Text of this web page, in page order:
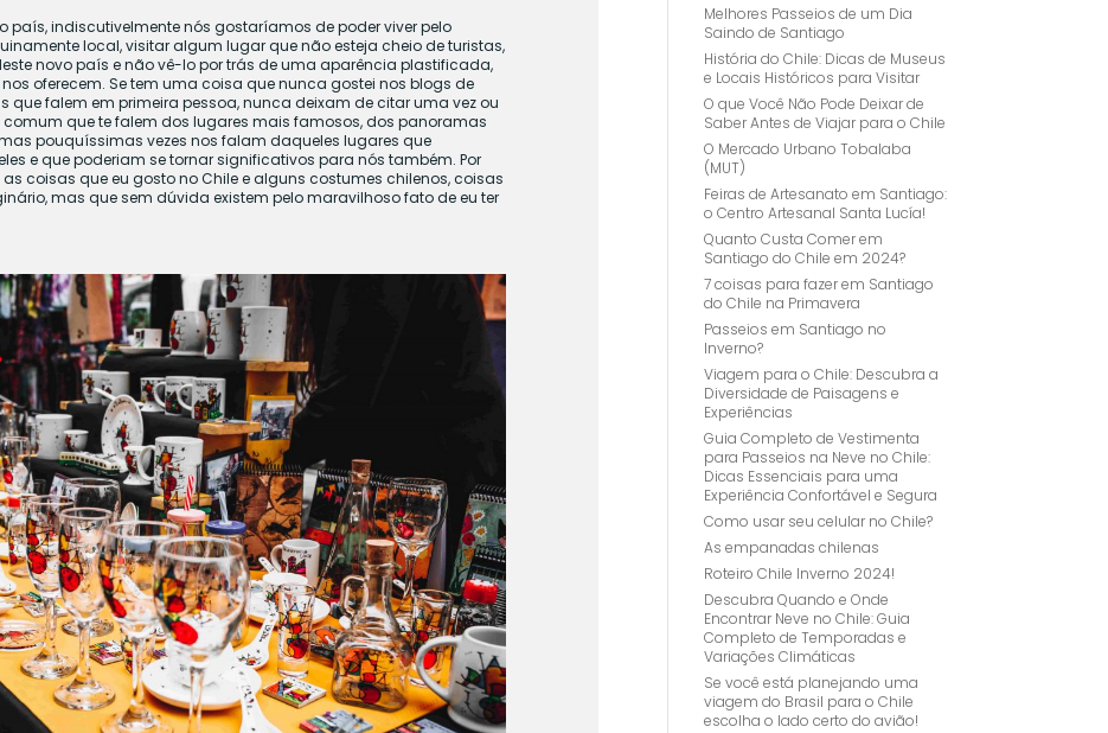
país, indiscutivelmente nós gostaríamos de poder viver pelo
local, visitar algum lugar que não esteja cheio de turistas,
novo país e não vê-lo por trás de uma aparência plastificada,
oferecem. Se tem uma coisa que nunca gostei nos blogs de
que falem em primeira pessoa, nunca deixam de citar uma vez ou
que te falem dos lugares mais famosos, dos panoramas
pouquíssimas vezes nos falam daqueles lugares que
e que poderiam se tornar significativos para nós também. Por
coisas que eu gosto no Chile e alguns costumes chilenos, coisas
mas que sem dúvida existem pelo maravilhoso fato de eu ter
Melhores Passeios de um Dia
Saindo de Santiago
História do Chile: Dicas de Museus
e Locais Históricos para Visitar
O que Você Não Pode Deixar de
Saber Antes de Viajar para o Chile
O Mercado Urbano Tobalaba
(MUT)
Feiras de Artesanato em Santiago:
o Centro Artesanal Santa Lucía!
Quanto Custa Comer em
Santiago do Chile em 2024?
7 coisas para fazer em Santiago
do Chile na Primavera
Passeios em Santiago no
Inverno?
Viagem para o Chile: Descubra a
Diversidade de Paisagens e
Experiências
Guia Completo de Vestimenta
para Passeios na Neve no Chile:
Dicas Essenciais para uma
Experiência Confortável e Segura
Como usar seu celular no Chile?
As empanadas chilenas
Roteiro Chile Inverno 2024!
Descubra Quando e Onde
Encontrar Neve no Chile: Guia
Completo de Temporadas e
Variações Climáticas
Se você está planejando uma
viagem do Brasil para o Chile
escolha o lado certo do avião!